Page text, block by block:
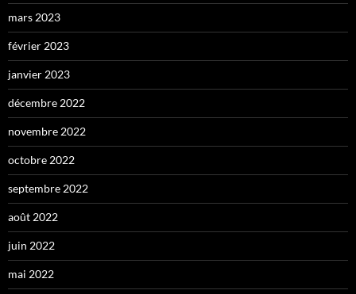
mars 2023
février 2023
janvier 2023
décembre 2022
novembre 2022
octobre 2022
septembre 2022
août 2022
juin 2022
mai 2022